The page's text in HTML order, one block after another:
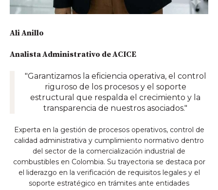
Ali Anillo
Analista Administrativo de ACICE
"Garantizamos la eficiencia operativa, el control
riguroso de los procesos y el soporte
estructural que respalda el crecimiento y la
transparencia de nuestros asociados."
Experta en la gestión de procesos operativos, control de
calidad administrativa y cumplimiento normativo dentro
del sector de la comercialización industrial de
combustibles en Colombia. Su trayectoria se destaca por
el liderazgo en la verificación de requisitos legales y el
soporte estratégico en trámites ante entidades